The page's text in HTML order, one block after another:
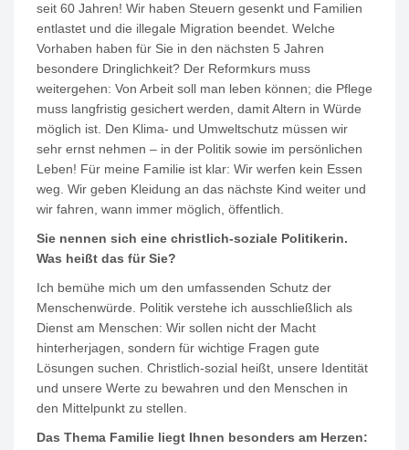
seit 60 Jahren! Wir haben Steuern gesenkt und Familien
entlastet und die illegale Migration beendet. Welche
Vorhaben haben für Sie in den nächsten 5 Jahren
besondere Dringlichkeit? Der Reformkurs muss
weitergehen: Von Arbeit soll man leben können; die Pflege
muss langfristig gesichert werden, damit Altern in Würde
möglich ist. Den Klima- und Umweltschutz müssen wir
sehr ernst nehmen – in der Politik sowie im persönlichen
Leben! Für meine Familie ist klar: Wir werfen kein Essen
weg. Wir geben Kleidung an das nächste Kind weiter und
wir fahren, wann immer möglich, öffentlich.
Sie nennen sich eine christlich-soziale Politikerin.
Was heißt das für Sie?
Ich bemühe mich um den umfassenden Schutz der
Menschenwürde. Politik verstehe ich ausschließlich als
Dienst am Menschen: Wir sollen nicht der Macht
hinterherjagen, sondern für wichtige Fragen gute
Lösungen suchen. Christlich-sozial heißt, unsere Identität
und unsere Werte zu bewahren und den Menschen in
den Mittelpunkt zu stellen.
Das Thema Familie liegt Ihnen besonders am Herzen: